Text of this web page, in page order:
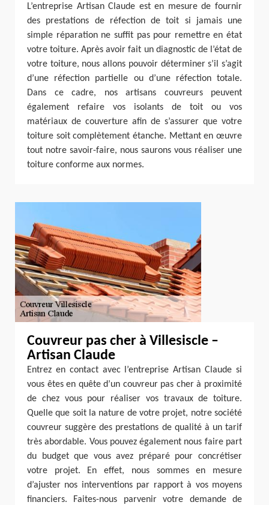
L’entreprise Artisan Claude est en mesure de fournir
des prestations de réfection de toit si jamais une
simple réparation ne suffit pas pour remettre en état
votre toiture. Après avoir fait un diagnostic de l’état de
votre toiture, nous allons pouvoir déterminer s’il s’agit
d’une réfection partielle ou d’une réfection totale.
Dans ce cadre, nos artisans couvreurs peuvent
également refaire vos isolants de toit ou vos
matériaux de couverture afin de s’assurer que votre
toiture soit complètement étanche. Mettant en œuvre
tout notre savoir-faire, nous saurons vous réaliser une
toiture conforme aux normes.
Couvreur pas cher à Villesiscle –
Artisan Claude
Entrez en contact avec l’entreprise Artisan Claude si
vous êtes en quête d’un couvreur pas cher à proximité
de chez vous pour réaliser vos travaux de toiture.
Quelle que soit la nature de votre projet, notre société
couvreur suggère des prestations de qualité à un tarif
très abordable. Vous pouvez également nous faire part
du budget que vous avez préparé pour concrétiser
votre projet. En effet, nous sommes en mesure
d’ajuster nos interventions par rapport à vos moyens
financiers. Faites-nous parvenir votre demande de